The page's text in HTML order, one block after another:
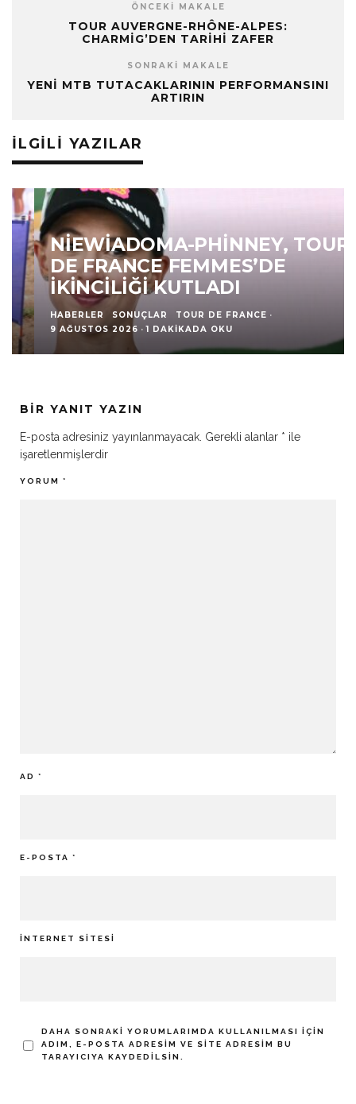
ÖNCEKI MAKALE
TOUR AUVERGNE-RHÔNE-ALPES:
CHARMIG’DEN TARIHI ZAFER
SONRAKI MAKALE
YENI MTB TUTACAKLARININ PERFORMANSINI
ARTIRIN
İLGILI YAZILAR
NIEWIADOMA-PHINNEY, TOUR
DE FRANCE FEMMES’DE
İKINCILIĞI KUTLADI
HABERLER SONUÇLAR TOUR DE FRANCE ·
9 AĞUSTOS 2026 · 1 DAKIKADA OKU
BIR YANIT YAZIN
E-posta adresiniz yayınlanmayacak. Gerekli alanlar * ile
işaretlenmişlerdir
YORUM *
AD *
E-POSTA *
İNTERNET SITESI
DAHA SONRAKI YORUMLARIMDA KULLANILMASI IÇIN
ADIM, E-POSTA ADRESIM VE SITE ADRESIM BU
TARAYICIYA KAYDEDILSIN.